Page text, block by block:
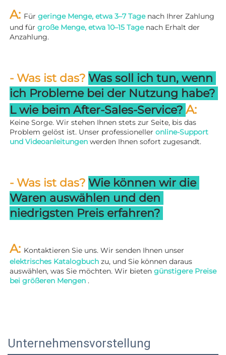
A: Für geringe Menge, etwa 3–7 Tage nach Ihrer Zahlung
und für große Menge, etwa 10–15 Tage nach Erhalt der
Anzahlung.
- Was ist das? Was soll ich tun, wenn
L wie beim After-Sales-Service?
Keine Sorge. Wir stehen Ihnen stets zur Seite, bis das
Problem gelöst ist. Unser professioneller online-Support
und Videoanleitungen werden Ihnen sofort zugesandt.
- Was ist das? Wie können wir die
Waren auswählen und den
niedrigsten Preis erfahren?
A:
elektrisches Katalogbuch zu, und Sie können daraus
auswählen, was Sie möchten. Wir bieten günstigere Preise
bei größeren Mengen .
Unternehmensvorstellung